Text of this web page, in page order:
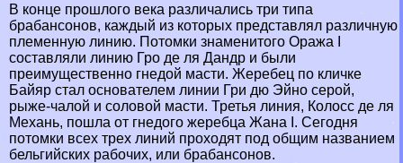
В конце прошлого века различались три типа
бpaбансонов, каждый из которых представлял различную
племенную линию. Потомки знаменитого Оража I
составляли линию Гро де ля Дандр и были
преимущественно гнедой масти. Жеребец по кличке
Байяр стал основателем линии Гри дю Эйно серой,
рыже-чалой и соловой масти. Третья линия, Колосс де ля
Механь, пошла от гнедого жеребца Жана I. Сегодня
потомки всех трех линий проходят под общим названием
бельгийских рабочих, или бpaбансонов.